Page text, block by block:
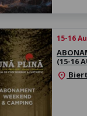
15-16
(15-16
location_on